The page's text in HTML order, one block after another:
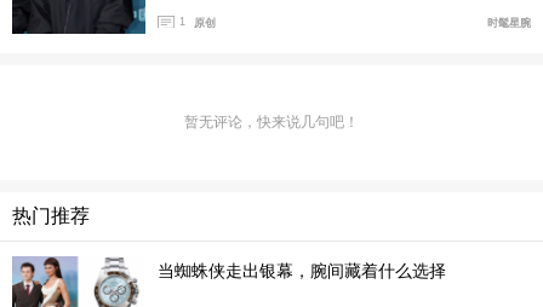
多年，在2024年的时候，欧米茄推出超霸系列“欧米茄首
1 原创 时髦星腕
暂无评论，快来说几句吧！
热门推荐
当蜘蛛侠走出银幕，腕间藏着什么选择